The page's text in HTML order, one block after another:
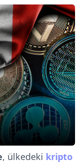
, ülkedeki kripto